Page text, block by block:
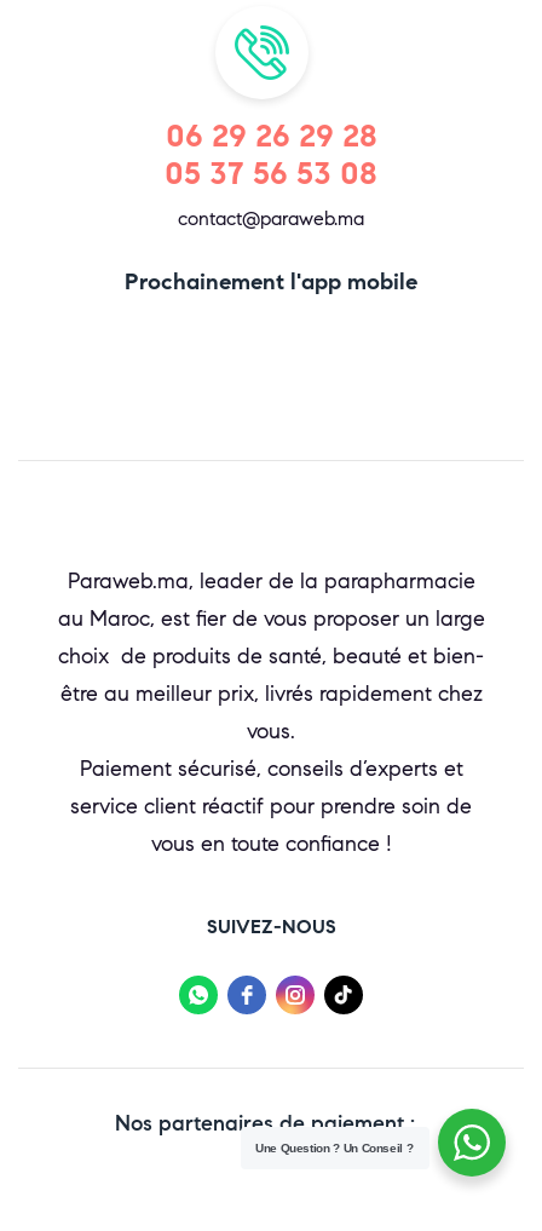
06 29 26 29 28
05 37 56 53 08
contact@paraweb.ma
Prochainement l'app mobile
Paraweb.ma, leader de la parapharmacie
au Maroc, est fier de vous proposer un large
choix de produits de santé, beauté et bien-
être au meilleur prix, livrés rapidement chez
vous.
Paiement sécurisé, conseils d’experts et
service client réactif pour prendre soin de
vous en toute confiance !
SUIVEZ-NOUS
Nos partenaires de paiement :
Une Question ? Un Conseil ?